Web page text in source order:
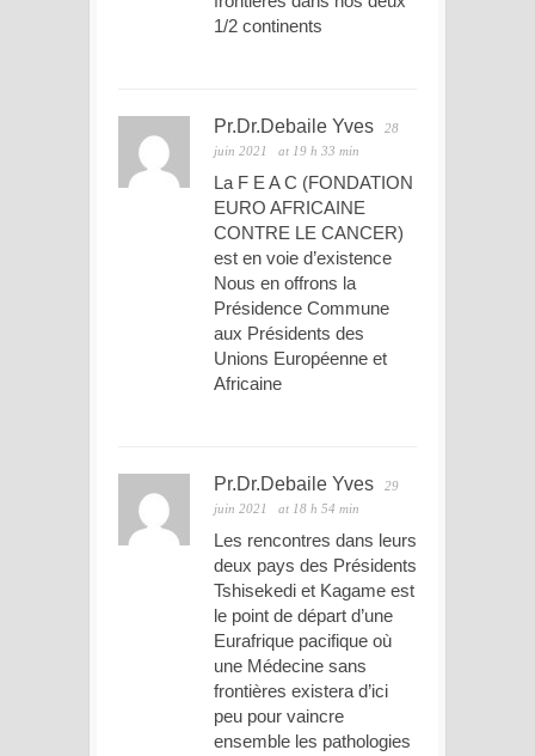
1/2 continents
Pr.Dr.Debaile Yves
28
juin 2021
at 19 h 33 min
La F E A C (FONDATION
EURO AFRICAINE
CONTRE LE CANCER)
est en voie d’existence
Nous en offrons la
Présidence Commune
aux Présidents des
Unions Européenne et
Africaine
Pr.Dr.Debaile Yves
29
juin 2021
at 18 h 54 min
Les rencontres dans leurs
deux pays des Présidents
Tshisekedi et Kagame est
le point de départ d’une
Eurafrique pacifique où
une Médecine sans
frontières existera d’ici
peu pour vaincre
ensemble les pathologies